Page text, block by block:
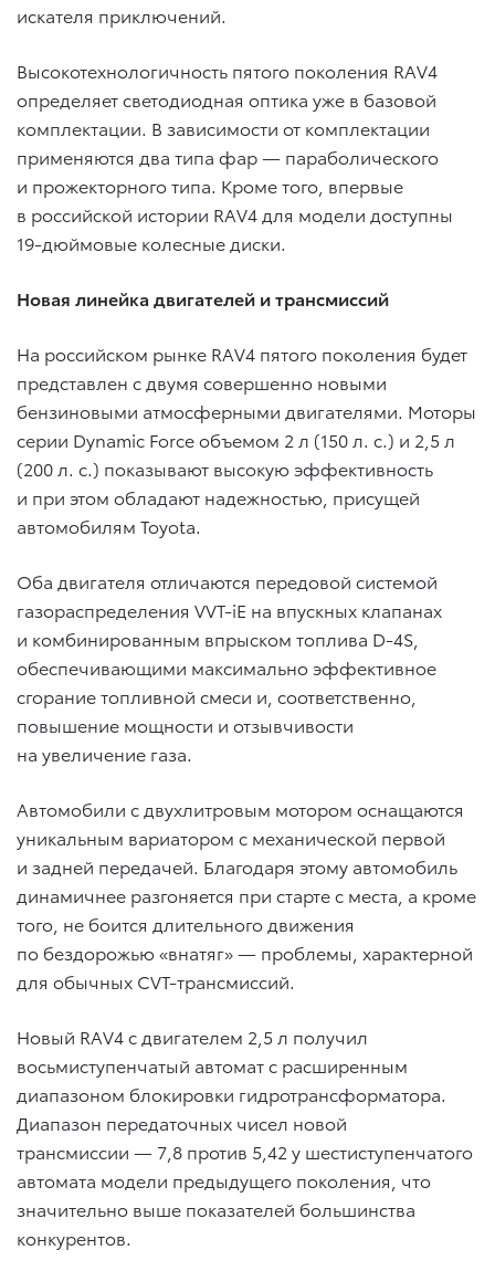
искателя приключений.
Высокотехнологичность пятого поколения RAV4
определяет светодиодная оптика уже в базовой
комплектации. В зависимости от комплектации
применяются два типа фар — параболического
и прожекторного типа. Кроме того, впервые
в российской истории RAV4 для модели доступны
19-дюймовые колесные диски.
Новая линейка двигателей и трансмиссий
На российском рынке RAV4 пятого поколения будет
представлен с двумя совершенно новыми
бензиновыми атмосферными двигателями. Моторы
серии Dynamic Force объемом 2 л (150 л. с.) и 2,5 л
(200 л. с.) показывают высокую эффективность
и при этом обладают надежностью, присущей
автомобилям Toyota.
Оба двигателя отличаются передовой системой
газораспределения VVT-iE на впускных клапанах
и комбинированным впрыском топлива D-4S,
обеспечивающими максимально эффективное
сгорание топливной смеси и, соответственно,
повышение мощности и отзывчивости
на увеличение газа.
Автомобили с двухлитровым мотором оснащаются
уникальным вариатором с механической первой
и задней передачей. Благодаря этому автомобиль
динамичнее разгоняется при старте с места, а кроме
того, не боится длительного движения
по бездорожью «внатяг» — проблемы, характерной
для обычных CVT-трансмиссий.
Новый RAV4 с двигателем 2,5 л получил
восьмиступенчатый автомат с расширенным
диапазоном блокировки гидротрансформатора.
Диапазон передаточных чисел новой
трансмиссии — 7,8 против 5,42 у шестиступенчатого
автомата модели предыдущего поколения, что
значительно выше показателей большинства
конкурентов.